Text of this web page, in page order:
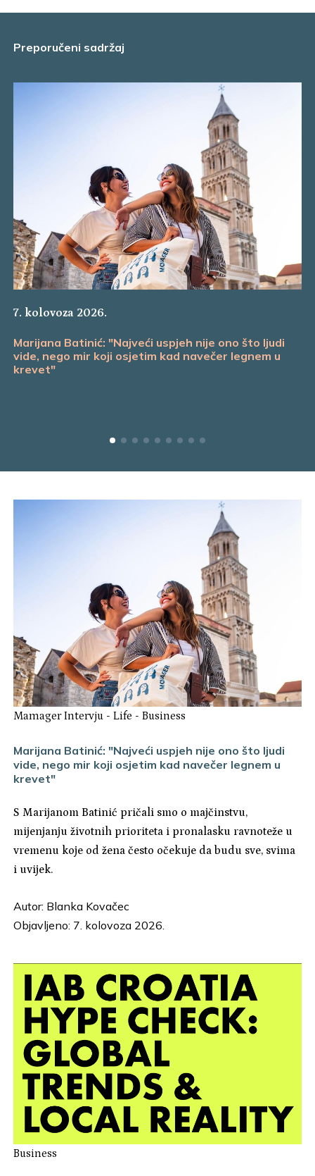
Preporučeni sadržaj
7. kolovoza 2026.
Marijana Batinić: "Najveći uspjeh nije ono što ljudi
vide, nego mir koji osjetim kad navečer legnem u
krevet"
Mamager Intervju -Life -Business
Marijana Batinić: "Najveći uspjeh nije ono što ljudi
vide, nego mir koji osjetim kad navečer legnem u
krevet"
S Marijanom Batinić pričali smo o majčinstvu,
mijenjanju životnih prioriteta i pronalasku ravnoteže u
vremenu koje od žena često očekuje da budu sve, svima
i uvijek.
Autor: Blanka Kovačec
Objavljeno: 7. kolovoza 2026.
Business